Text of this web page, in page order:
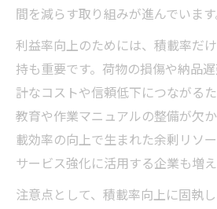
間を減らす取り組みが進んでいます
利益率向上のためには、積載率だ
持も重要です。荷物の損傷や納品
計なコストや信頼低下につながる
教育や作業マニュアルの整備が欠
載効率の向上で生まれた余剰リソ
サービス強化に活用する企業も増え
注意点として、積載率向上に固執